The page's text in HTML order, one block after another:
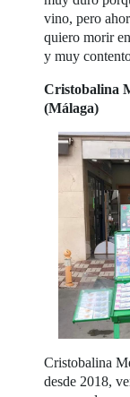
vino, pero
quiero morir
y muy
Cristobalina
(Málaga)
Cristobalina
desde 2018,